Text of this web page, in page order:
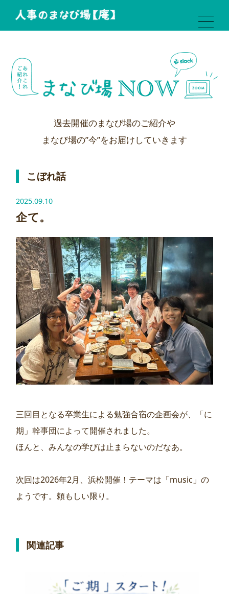
過去開催のまなび場のご紹介や
まなび場の”今”をお届けしていきます
こぼれ話
2025.09.10
企て。
三回目となる卒業生による勉強合宿の企画会が、「に
期」幹事団によって開催されました。
ほんと、みんなの学びは止まらないのだなあ。
次回は2026年2月、浜松開催！テーマは「music」の
ようです。頼もしい限り。
関連記事